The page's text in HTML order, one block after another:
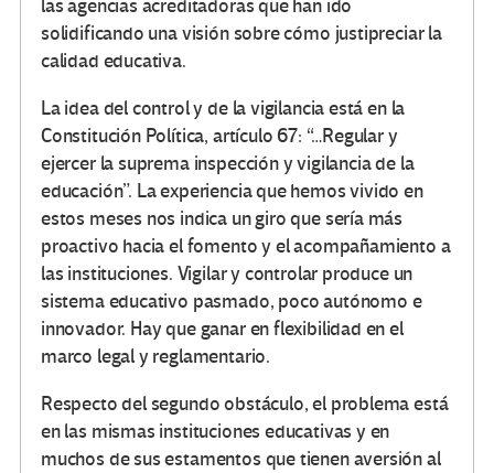
las agencias acreditadoras que han ido
solidificando una visión sobre cómo justipreciar la
calidad educativa.
La idea del control y de la vigilancia está en la
Constitución Política, artículo 67: “…Regular y
ejercer la suprema inspección y vigilancia de la
educación”. La experiencia que hemos vivido en
estos meses nos indica un giro que sería más
proactivo hacia el fomento y el acompañamiento a
las instituciones. Vigilar y controlar produce un
sistema educativo pasmado, poco autónomo e
innovador. Hay que ganar en flexibilidad en el
marco legal y reglamentario.
Respecto del segundo obstáculo, el problema está
en las mismas instituciones educativas y en
muchos de sus estamentos que tienen aversión al